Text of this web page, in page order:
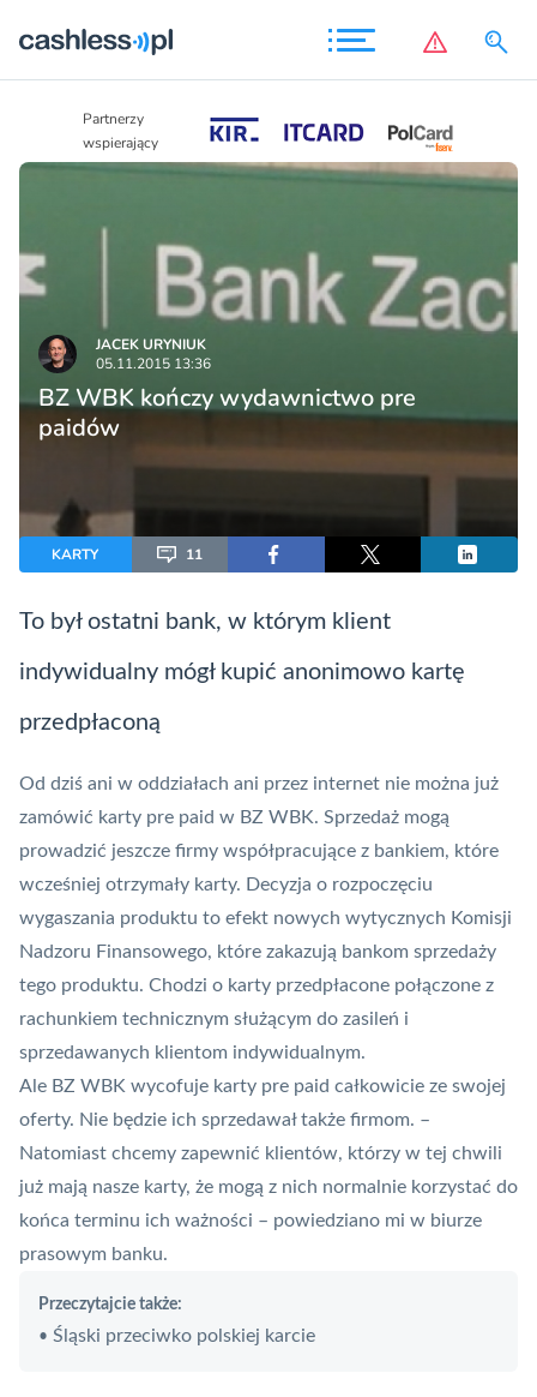
Partnerzy
wspierający
JACEK URYNIUK
05.11.2015 13:36
BZ WBK kończy wydawnictwo pre
paidów
KARTY 11
To był ostatni bank, w którym klient
indywidualny mógł kupić anonimowo kartę
przedpłaconą
Od dziś ani w oddziałach ani przez internet nie można już
zamówić karty pre paid w BZ WBK. Sprzedaż mogą
prowadzić jeszcze firmy współpracujące z bankiem, które
wcześniej otrzymały karty. Decyzja o rozpoczęciu
wygaszania produktu to efekt nowych wytycznych Komisji
Nadzoru Finansowego, które zakazują bankom sprzedaży
tego produktu. Chodzi o karty przedpłacone połączone z
rachunkiem technicznym służącym do zasileń i
sprzedawanych klientom indywidualnym.
Ale BZ WBK wycofuje karty pre paid całkowicie ze swojej
oferty. Nie będzie ich sprzedawał także firmom. –
Natomiast chcemy zapewnić klientów, którzy w tej chwili
już mają nasze karty, że mogą z nich normalnie korzystać do
końca terminu ich ważności – powiedziano mi w biurze
prasowym banku.
Przeczytajcie także:
• Śląski przeciwko polskiej karcie